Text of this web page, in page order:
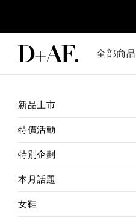
全部商品
新品上市
特價活動
特別企劃
本月話題
女鞋